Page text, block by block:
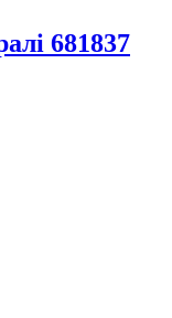
681837